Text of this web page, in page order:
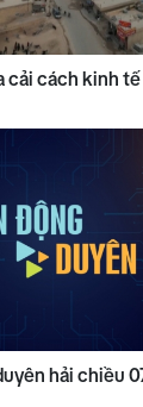
cải cách kinh tế
hải chiều